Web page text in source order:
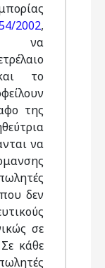
2002,
να
το
της
να
δεν
σε
κάθε